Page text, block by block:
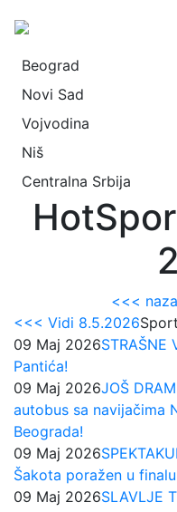
Beograd
Novi Sad
Vojvodina
Niš
Centralna Srbija
<<<
<<< Vidi 8.5.2026Sport
09 Maj 2026STRAŠNE
Pantića!
09 Maj 2026JOŠ
autobus sa navijačima
Beograda!
09 Maj 2026
Šakota poražen u
09 Maj 2026SLAVLJE